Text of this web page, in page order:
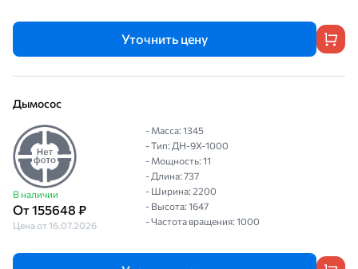
Уточнить цену
Дымосос
В наличии
От 155648 ₽
Цена от 16.07.2026
- Масса: 1345
- Тип: ДН-9Х-1000
- Мощность: 11
- Длина: 737
- Ширина: 2200
- Высота: 1647
- Частота вращения: 1000